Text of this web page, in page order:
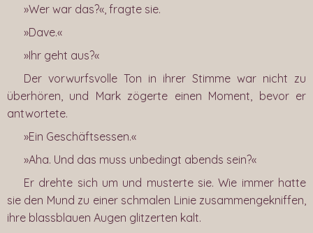
»Wer war das?«, fragte sie.
»Dave.«
»Ihr geht aus?«
Der vorwurfsvolle Ton in ihrer Stimme war nicht zu
überhören, und Mark zögerte einen Moment, bevor er
antwortete.
»Ein Geschäftsessen.«
»Aha. Und das muss unbedingt abends sein?«
Er drehte sich um und musterte sie. Wie immer hatte
sie den Mund zu einer schmalen Linie zusammengekniffen,
ihre blassblauen Augen glitzerten kalt.